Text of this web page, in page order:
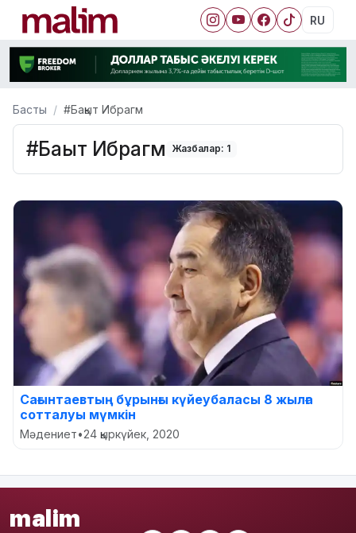
RU
Басты #Бақыт Ибрагм
#Бақыт Ибрагм Жазбалар: 1
Сағынтаевтың бұрынғы күйеубаласы 8 жылға
сотталуы мүмкін
Мәдениет•24 қыркүйек, 2020
malim